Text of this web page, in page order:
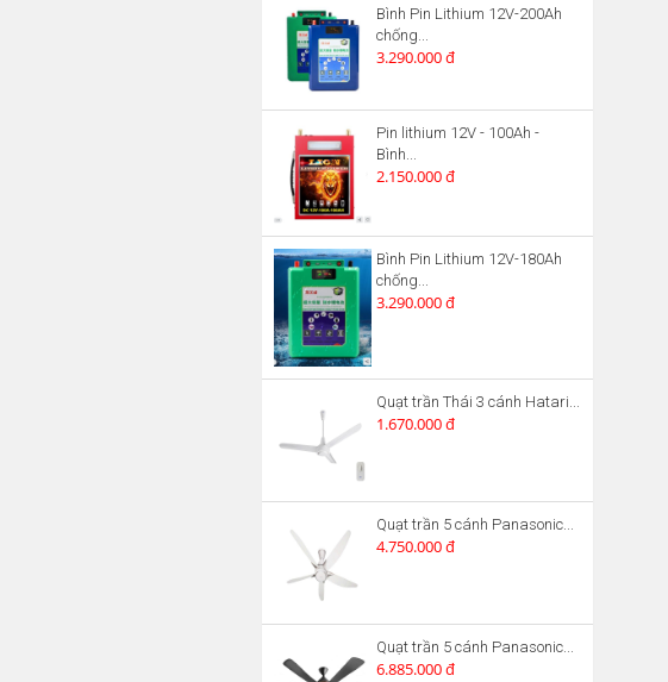
Bình Pin Lithium 12V-200Ah
chống...
3.290.000 đ
Pin lithium 12V - 100Ah -
Bình...
2.150.000 đ
Bình Pin Lithium 12V-180Ah
chống...
3.290.000 đ
Quạt trần Thái 3 cánh Hatari...
1.670.000 đ
Quạt trần 5 cánh Panasonic...
4.750.000 đ
Quạt trần 5 cánh Panasonic...
6.885.000 đ